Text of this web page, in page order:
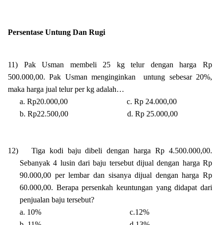
Persentase Untung Dan Rugi
11)
Pak Usman membeli 25 kg telur dengan harga Rp
500.000,00. Pak Usman menginginkan untung sebesar 20%,
maka harga jual telur per kg adalah…
a. Rp20.000,00
c. Rp 24.000,00
b. Rp22.500,00
d. Rp 25.000,00
12)
Tiga kodi baju dibeli dengan harga Rp 4.500.000,00.
Sebanyak 4 lusin dari baju tersebut dijual dengan harga Rp
90.000,00 per lembar dan sisanya dijual dengan harga Rp
60.000,00. Berapa persenkah keuntungan yang didapat dari
penjualan baju tersebut?
a. 10%
c.12%